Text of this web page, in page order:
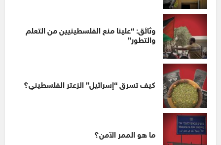
وثائق: “علينا منع الفلسطينيين من التعلم
والتطور”
كيف تسرق “إسرائيل” الزعتر الفلسطيني؟
ما هو الممر الآمن؟